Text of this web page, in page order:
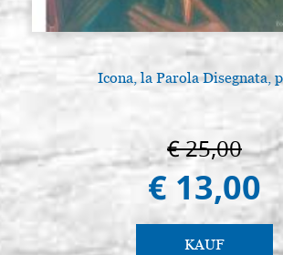
Icona, la Parola Disegnata,
€ 25,00
€ 13,00
KAUF